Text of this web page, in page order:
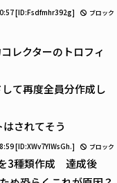
[ID:Fsdfmhr392g] ブロック
レクターのトロフィ
て再度全員分作成し
されてそう
[ID:XWv7YIWsGh.] ブロック
3種類作成 達成後